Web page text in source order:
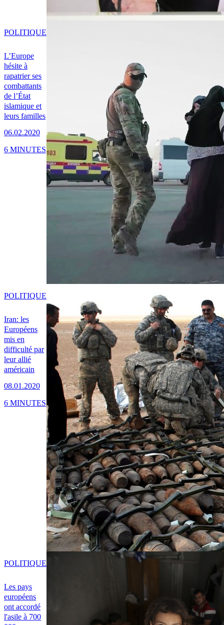
L’Europe
hésite à
rapatrier ses
combattants
de l’État
islamique et
leurs familles
06.02.2020
POLITIQUE
6 MINUTES
Iran: les
Européens
mis en
difficulté par
leur allié
américain
08.01.2020
POLITIQUE
6 MINUTES
Les pays
européens
ont accordé
l'asile à 700
POLITIQUE